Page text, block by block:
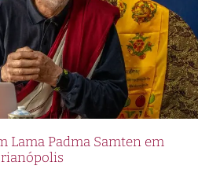
Lama Padma Samten em